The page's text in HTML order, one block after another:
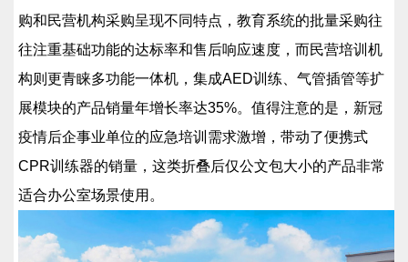
购和民营机构采购呈现不同特点，教育系统的批量采购往
往注重基础功能的达标率和售后响应速度，而民营培训机
构则更青睐多功能一体机，集成AED训练、气管插管等扩
展模块的产品销量年增长率达35%。值得注意的是，新冠
疫情后企事业单位的应急培训需求激增，带动了便携式
CPR训练器的销量，这类折叠后仅公文包大小的产品非常
适合办公室场景使用。